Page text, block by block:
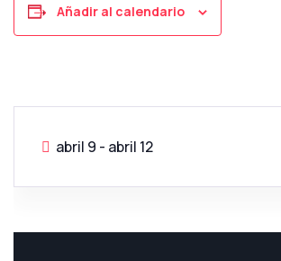
Añadir al calendario
abril 9 - abril 12